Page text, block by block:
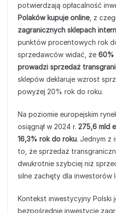
potwierdzają opłacalność
Polaków kupuje online, z
zagranicznych sklepach
punktów procentowych rok
sprzedawców widać, że 60%
prowadzi sprzedaż
sklepów deklaruje wzrost
powyżej 20% rok do roku.
Na poziomie europejskim
osiągnął w 2024 r. 275,6 mld
16,3% rok do roku. Jednym z
to, że sprzedaż
dwukrotnie szybciej niż
silne zachęty dla inwestorów
Kontekst inwestycyjny Polski
bezpośrednie inwestycje